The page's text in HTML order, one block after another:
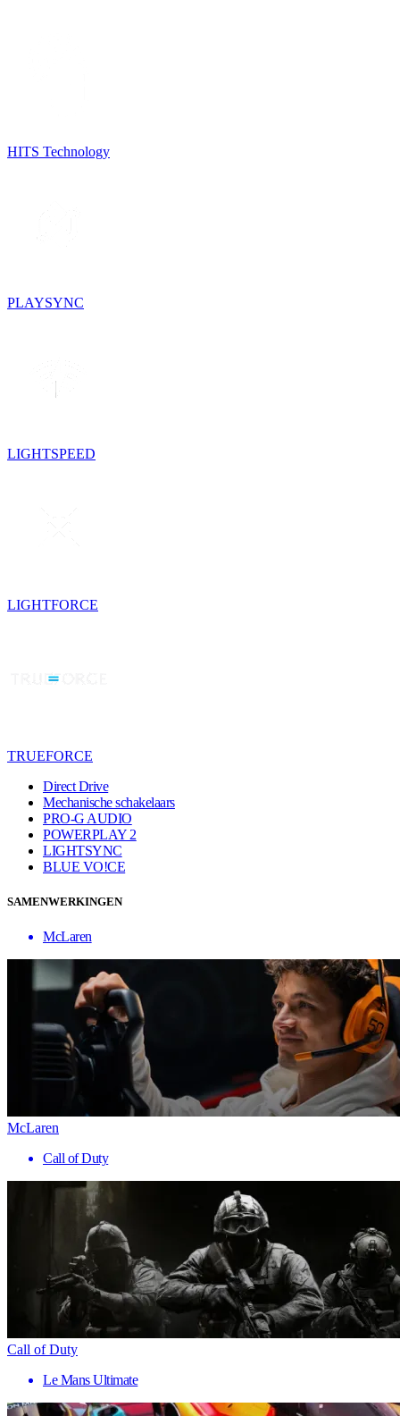
HITS Technology
PLAYSYNC
LIGHTSPEED
LIGHTFORCE
TRUEFORCE
Direct Drive
Mechanische schakelaars
PRO-G AUDIO
POWERPLAY 2
LIGHTSYNC
BLUE VO!CE
SAMENWERKINGEN
McLaren
McLaren
Call of Duty
Call of Duty
Le Mans Ultimate